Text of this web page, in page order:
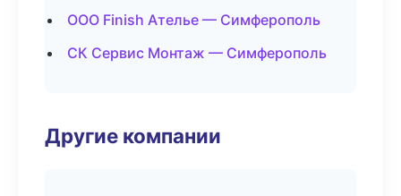
ООО Finish Ателье — Симферополь
СК Сервис Монтаж — Симферополь
Другие компании